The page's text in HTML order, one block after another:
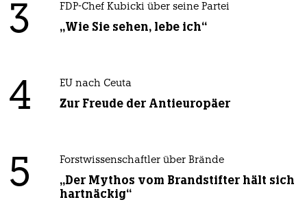
3 FDP-Chef Kubicki über seine Partei
„Wie Sie sehen, lebe ich“
4 EU nach Ceuta
Zur Freude der Antieuropäer
5 Forstwissenschaftler über Brände
„Der Mythos vom Brandstifter hält sich
hartnäckig“